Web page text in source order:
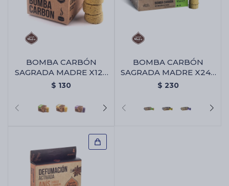
BOMBA CARBÓN
SAGRADA MADRE X12 -
Citronella/naranja
$ 130
BOMBA CARBÓN
SAGRADA MADRE X24 -
Citronella/naranja
$ 230